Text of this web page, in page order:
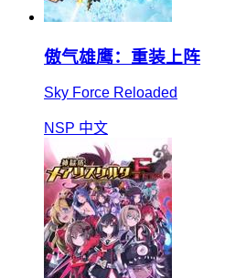
傲气雄鹰：重装上阵
Sky Force Reloaded
NSP 中文